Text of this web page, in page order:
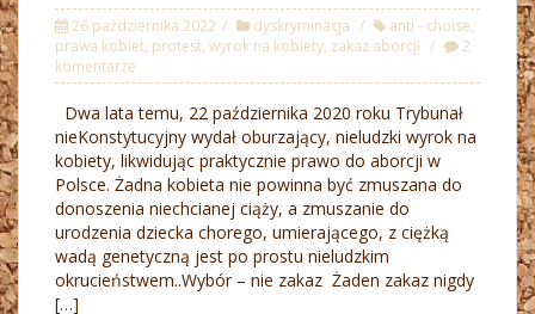
26 października 2022 dyskryminacja anti - choise,
prawa kobiet, protest, wyrok na kobiety, zakaz aborcji
2
komentarze
Dwa lata temu, 22 października 2020 roku Trybunał
nieKonstytucyjny wydał oburzający, nieludzki wyrok na
kobiety, likwidując praktycznie prawo do aborcji w
Polsce. Żadna kobieta nie powinna być zmuszana do
donoszenia niechcianej ciąży, a zmuszanie do
urodzenia dziecka chorego, umierającego, z ciężką
wadą genetyczną jest po prostu nieludzkim
okrucieństwem..Wybór – nie zakaz Żaden zakaz nigdy
[…]